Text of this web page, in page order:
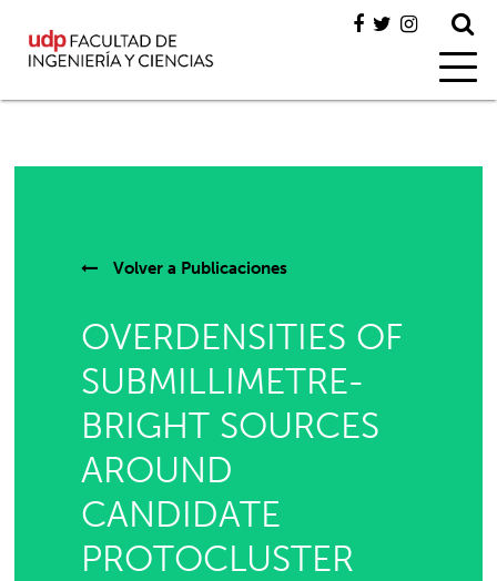
Volver a Publicaciones
OVERDENSITIES OF
SUBMILLIMETRE-
BRIGHT SOURCES
AROUND
CANDIDATE
PROTOCLUSTER